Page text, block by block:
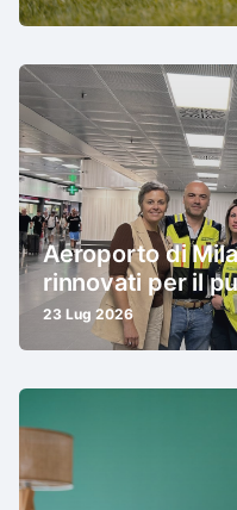
Aeroporto di
rinnovati per il
23 Lug 2026